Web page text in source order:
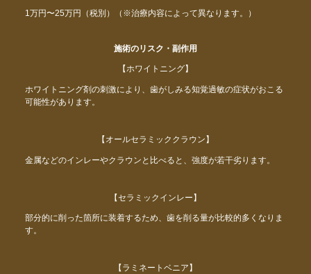
1万円〜25万円（税別）（※治療内容によって異なります。）
施術のリスク・副作用
【ホワイトニング】
ホワイトニング剤の刺激により、歯がしみる知覚過敏の症状がおこる
可能性があります。
【オールセラミッククラウン】
金属などのインレーやクラウンと比べると、強度が若干劣ります。
【セラミックインレー】
部分的に削った箇所に装着するため、歯を削る量が比較的多くなりま
す。
【ラミネートベニア】